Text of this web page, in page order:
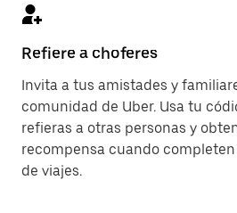
Refiere a choferes
Invita a tus amistades y
comunidad de Uber. Usa tu
refieras a otras personas y
recompensa cuando
de viajes.